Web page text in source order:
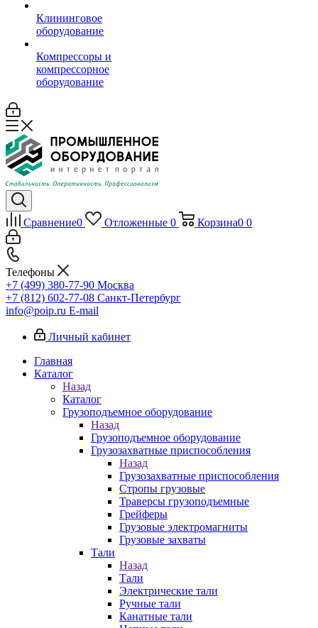
Клининговое
оборудование
Компрессоры и
компрессорное
оборудование
Сравнение0 Отложенные 0 Корзина0 0
Телефоны
+7 (499) 380-77-90 Москва
+7 (812) 602-77-08 Санкт-Петербург
info@poip.ru E-mail
Личный кабинет
Главная
Каталог
Назад
Каталог
Грузоподъемное оборудование
Назад
Грузоподъемное оборудование
Грузозахватные приспособления
Назад
Грузозахватные приспособления
Стропы грузовые
Траверсы грузоподъемные
Грейферы
Грузовые электромагниты
Грузовые захваты
Тали
Назад
Тали
Электрические тали
Ручные тали
Канатные тали